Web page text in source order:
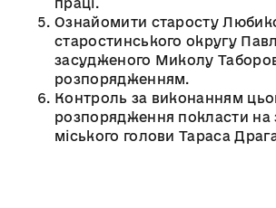
праці.
Ознайомити старосту
старостинського округу
засудженого Миколу
розпорядженням.
Контроль за виконанням
розпорядження покласти на
міського голови Тараса